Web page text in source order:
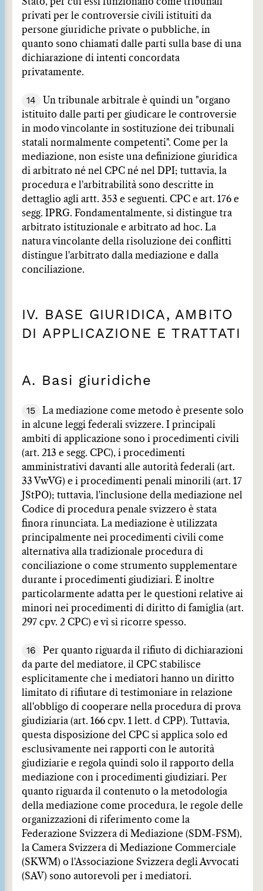
privati per le controversie civili istituiti da
persone giuridiche private o pubbliche, in
quanto sono chiamati dalle parti sulla base di una
dichiarazione di intenti concordata
privatamente.
14
Un tribunale arbitrale è quindi un "organo
istituito dalle parti per giudicare le controversie
in modo vincolante in sostituzione dei tribunali
statali normalmente competenti". Come per la
mediazione, non esiste una definizione giuridica
di arbitrato né nel CPC né nel DPI; tuttavia, la
procedura e l'arbitrabilità sono descritte in
dettaglio agli artt. 353 e seguenti. CPC e art. 176 e
segg. IPRG. Fondamentalmente, si distingue tra
arbitrato istituzionale e arbitrato ad hoc. La
natura vincolante della risoluzione dei conflitti
distingue l'arbitrato dalla mediazione e dalla
conciliazione.
IV. BASE GIURIDICA, AMBITO
DI APPLICAZIONE E TRATTATI
A. Basi giuridiche
15
La mediazione come metodo è presente solo
in alcune leggi federali svizzere. I principali
ambiti di applicazione sono i procedimenti civili
(art. 213 e segg. CPC), i procedimenti
amministrativi davanti alle autorità federali (art.
33 VwVG) e i procedimenti penali minorili (art. 17
JStPO); tuttavia, l'inclusione della mediazione nel
Codice di procedura penale svizzero è stata
finora rinunciata. La mediazione è utilizzata
principalmente nei procedimenti civili come
alternativa alla tradizionale procedura di
conciliazione o come strumento supplementare
durante i procedimenti giudiziari. È inoltre
particolarmente adatta per le questioni relative ai
minori nei procedimenti di diritto di famiglia (art.
297 cpv. 2 CPC) e vi si ricorre spesso.
16
Per quanto riguarda il rifiuto di dichiarazioni
da parte del mediatore, il CPC stabilisce
esplicitamente che i mediatori hanno un diritto
limitato di rifiutare di testimoniare in relazione
all'obbligo di cooperare nella procedura di prova
giudiziaria (art. 166 cpv. 1 lett. d CPP). Tuttavia,
questa disposizione del CPC si applica solo ed
esclusivamente nei rapporti con le autorità
giudiziarie e regola quindi solo il rapporto della
mediazione con i procedimenti giudiziari. Per
quanto riguarda il contenuto o la metodologia
della mediazione come procedura, le regole delle
organizzazioni di riferimento come la
Federazione Svizzera di Mediazione (SDM-FSM),
la Camera Svizzera di Mediazione Commerciale
(SKWM) o l'Associazione Svizzera degli Avvocati
(SAV) sono autorevoli per i mediatori.